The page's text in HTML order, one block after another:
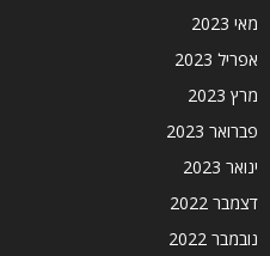
מאי 2023
אפריל 2023
מרץ 2023
פברואר 2023
ינואר 2023
דצמבר 2022
נובמבר 2022